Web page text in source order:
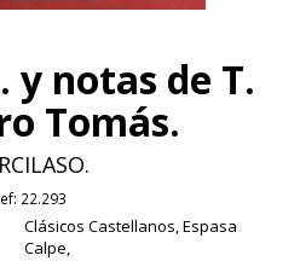
y notas de T.
Tomás.
22.293
Clásicos Castellanos, Espasa
Calpe,